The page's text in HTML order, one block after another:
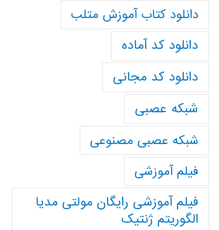
دانلود کتاب آموزش متلب
دانلود کد آماده
دانلود کد مجانی
شبکه عصبی
شبکه عصبی مصنوعی
فیلم آموزشی
فیلم آموزشی رایگان مولتی مدیا
الگوریتم ژنتیک